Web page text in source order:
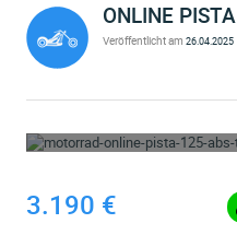
ONLINE PISTA
Veröffentlicht am 26.04.2025
3.190 €